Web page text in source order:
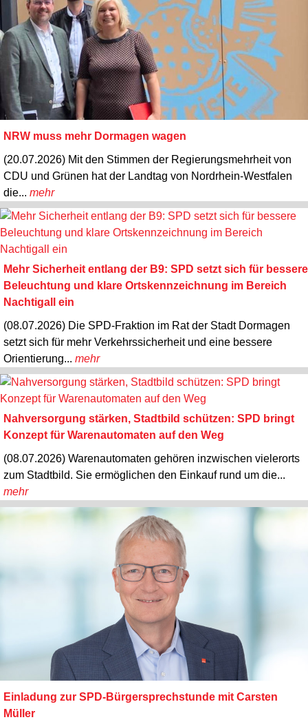
NRW muss mehr Dormagen wagen
(20.07.2026) Mit den Stimmen der Regierungsmehrheit von
CDU und Grünen hat der Landtag von Nordrhein-Westfalen
die... mehr
Mehr Sicherheit entlang der B9: SPD setzt sich für bessere
Beleuchtung und klare Ortskennzeichnung im Bereich
Nachtigall ein
(08.07.2026) Die SPD-Fraktion im Rat der Stadt Dormagen
setzt sich für mehr Verkehrssicherheit und eine bessere
Orientierung... mehr
Nahversorgung stärken, Stadtbild schützen: SPD bringt
Konzept für Warenautomaten auf den Weg
(08.07.2026) Warenautomaten gehören inzwischen vielerorts
zum Stadtbild. Sie ermöglichen den Einkauf rund um die...
mehr
Einladung zur SPD-Bürgersprechstunde mit Carsten
Müller